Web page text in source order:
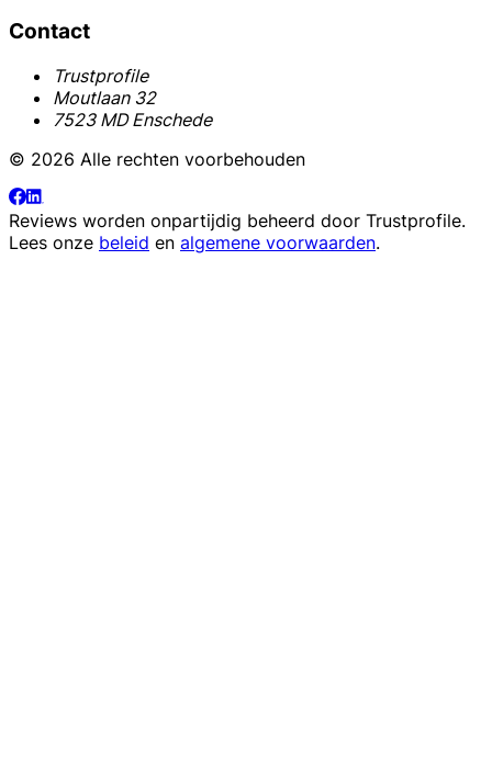
Contact
Trustprofile
Moutlaan 32
7523 MD Enschede
© 2026 Alle rechten voorbehouden
Reviews worden onpartijdig beheerd door Trustprofile.
Lees onze beleid en algemene voorwaarden.